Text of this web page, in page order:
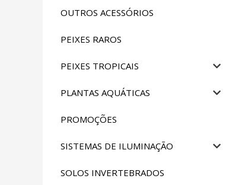
OUTROS ACESSÓRIOS
PEIXES RAROS
PEIXES TROPICAIS
PLANTAS AQUÁTICAS
PROMOÇÕES
SISTEMAS DE ILUMINAÇÃO
SOLOS INVERTEBRADOS